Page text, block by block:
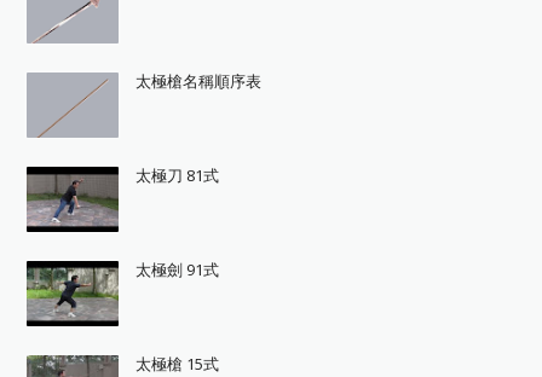
太極槍名稱順序表
太極刀 81式
太極劍 91式
太極槍 15式